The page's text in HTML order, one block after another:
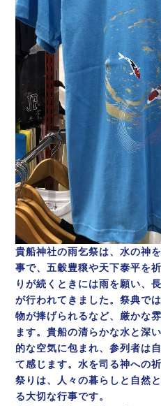
貴船神社の雨乞祭は、水の神
事で、五穀豊穣や天下泰平を
りが続くときには雨を願い、
が行われてきました。祭典で
物が捧げられるなど、厳かな
ます。貴船の清らかな水と深
的な空気に包まれ、参列者は
て感じます。水を司る神への
祭りは、人々の暮らしと自然
る大切な行事です。